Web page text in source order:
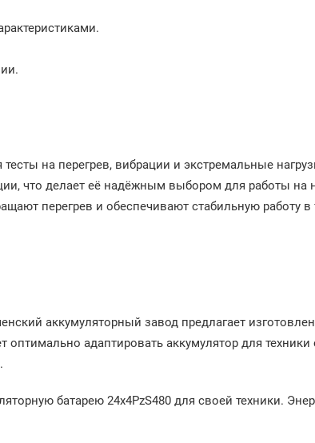
на перегрев, вибрации и экстремальные
что делает её надёжным выбором для работы на
перегрев и обеспечивают стабильную работу в
аккумуляторный завод предлагает
адаптировать аккумулятор для
батарею 24x4PzS480 для своей техники.